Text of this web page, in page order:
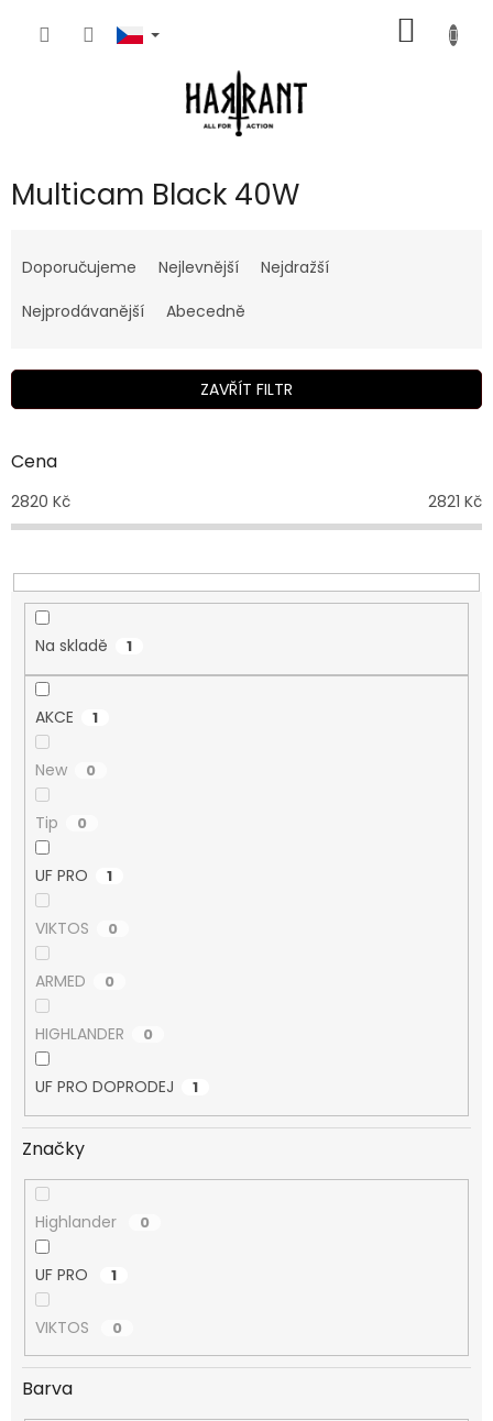
KOŠÍK
Multicam Black 40W
a
e
í
r
d
k
t
Doporučujeme Nejlevnější
Nejdražší
Nejprodávanější
Abecedně
ZAVŘÍT FILTR
Cena
2820 Kč 2821 Kč
Na skladě 1
AKCE 1
New 0
Tip 0
UF PRO 1
VIKTOS 0
ARMED 0
HIGHLANDER 0
UF PRO DOPRODEJ 1
Značky
Highlander 0
UF PRO 1
VIKTOS 0
Barva